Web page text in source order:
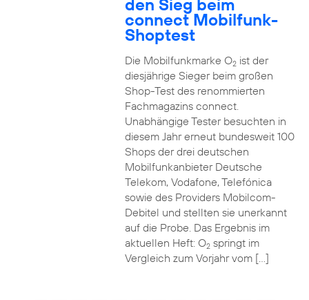
den Sieg beim
connect Mobilfunk-
Shoptest
Die Mobilfunkmarke O2ist der
diesjährige Sieger beim großen
Shop-Test des renommierten
Fachmagazins connect.
Unabhängige Tester besuchten in
diesem Jahr erneut bundesweit 100
Shops der drei deutschen
Mobilfunkanbieter Deutsche
Telekom, Vodafone, Telefónica
sowie des Providers Mobilcom-
Debitel und stellten sie unerkannt
auf die Probe. Das Ergebnis im
aktuellen Heft: O2springt im
Vergleich zum Vorjahr vom […]